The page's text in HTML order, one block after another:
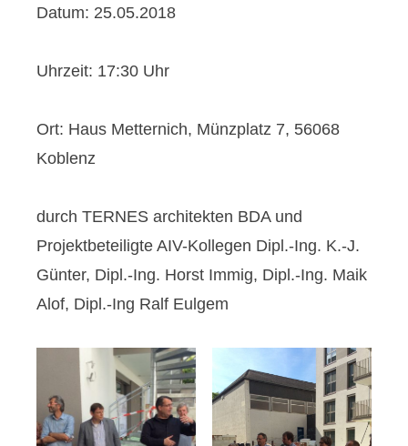
Datum: 25.05.2018
Uhrzeit: 17:30 Uhr
Ort: Haus Metternich, Münzplatz 7, 56068
Koblenz
durch TERNES architekten BDA und
Projektbeteiligte AIV-Kollegen Dipl.-Ing. K.-J.
Günter, Dipl.-Ing. Horst Immig, Dipl.-Ing. Maik
Alof, Dipl.-Ing Ralf Eulgem